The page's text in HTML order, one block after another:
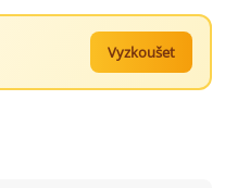
Vyzkoušet